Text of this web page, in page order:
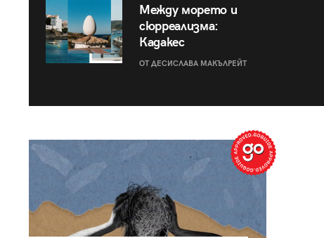
Между морето и
сюрреализма:
Кадакес
ОТ ДЕСИСЛАВА МАКЪЛРЕЙТ